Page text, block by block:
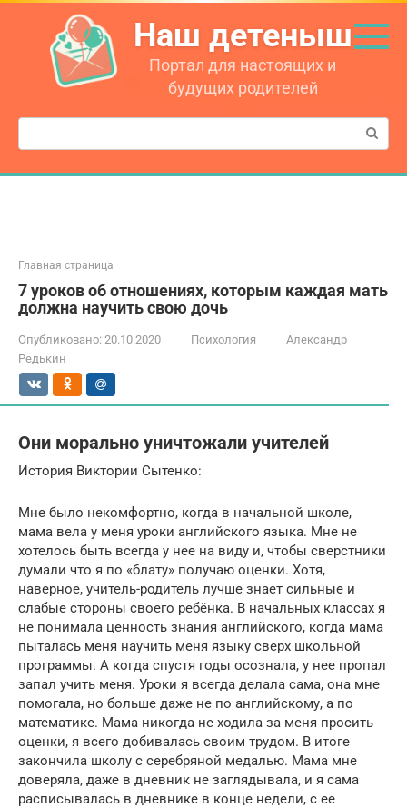
Перейти
контенту
Наш детеныш
Портал для настоящих и
будущих родителей
Поиск:
Главная страница
7 уроков об отношениях, которым каждая мать
должна научить свою дочь
Опубликовано: 20.10.2020 Психология
Александр
Редькин
Они морально уничтожали учителей
История Виктории Сытенко:
Мне было некомфортно, когда в начальной школе,
мама вела у меня уроки английского языка. Мне не
хотелось быть всегда у нее на виду и, чтобы сверстники
думали что я по «блату» получаю оценки. Хотя,
наверное, учитель-родитель лучше знает сильные и
слабые стороны своего ребёнка. В начальных классах я
не понимала ценность знания английского, когда мама
пыталась меня научить меня языку сверх школьной
программы. А когда спустя годы осознала, у нее пропал
запал учить меня. Уроки я всегда делала сама, она мне
помогала, но больше даже не по английскому, а по
математике. Мама никогда не ходила за меня просить
оценки, я всего добивалась своим трудом. В итоге
закончила школу с серебряной медалью. Мама мне
доверяла, даже в дневник не заглядывала, и я сама
расписывалась в дневнике в конце недели, с ее